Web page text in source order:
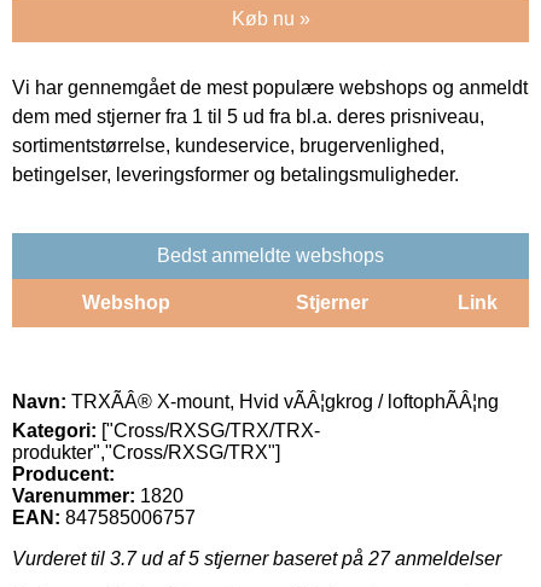
Køb nu »
Vi har gennemgået de mest populære webshops og anmeldt
dem med stjerner fra 1 til 5 ud fra bl.a. deres prisniveau,
sortimentstørrelse, kundeservice, brugervenlighed,
betingelser, leveringsformer og betalingsmuligheder.
Bedst anmeldte webshops
Webshop Stjerner Link
Navn: TRXÃÂ® X-mount, Hvid vÃÂ¦gkrog / loftophÃÂ¦ng
Kategori: ["Cross/RXSG/TRX/TRX-
produkter","Cross/RXSG/TRX"]
Producent:
Varenummer: 1820
EAN: 847585006757
Vurderet til 3.7ud af 5 stjerner baseret på 27anmeldelser